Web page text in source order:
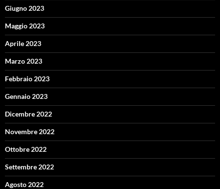
Giugno 2023
Maggio 2023
Aprile 2023
Marzo 2023
Febbraio 2023
Gennaio 2023
Dicembre 2022
Novembre 2022
Ottobre 2022
Settembre 2022
Agosto 2022